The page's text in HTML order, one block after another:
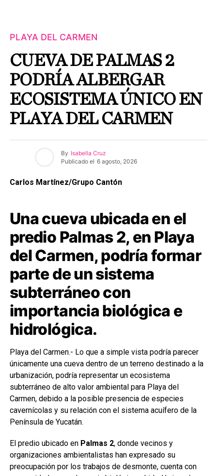
PLAYA DEL CARMEN
CUEVA DE PALMAS 2
PODRÍA ALBERGAR
ECOSISTEMA ÚNICO EN
PLAYA DEL CARMEN
By Isabella Cruz
Publicado el 6 agosto, 2026
Carlos Martínez/Grupo Cantón
Una cueva ubicada en el
predio Palmas 2, en Playa
del Carmen, podría formar
parte de un sistema
subterráneo con
importancia biológica e
hidrológica.
Playa del Carmen.- Lo que a simple vista podría parecer
únicamente una cueva dentro de un terreno destinado a la
urbanización, podría representar un ecosistema
subterráneo de alto valor ambiental para Playa del
Carmen, debido a la posible presencia de especies
cavernícolas y su relación con el sistema acuífero de la
Península de Yucatán.
El predio ubicado en Palmas 2, donde vecinos y
organizaciones ambientalistas han expresado su
preocupación por los trabajos de desmonte, cuenta con